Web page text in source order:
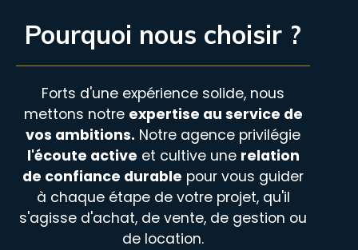
Pourquoi nous choisir ?
Forts d'une expérience solide, nous
mettons notre expertise au service de
vos ambitions. Notre agence privilégie
l'écoute active et cultive une relation
de confiance durable pour vous guider
à chaque étape de votre projet, qu'il
s'agisse d'achat, de vente, de gestion ou
de location.